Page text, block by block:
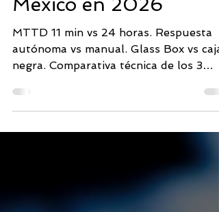
CISO de banca en
México en 2026
MTTD 11 min vs 24 horas. Respuesta
autónoma vs manual. Glass Box vs caja
México 2026.